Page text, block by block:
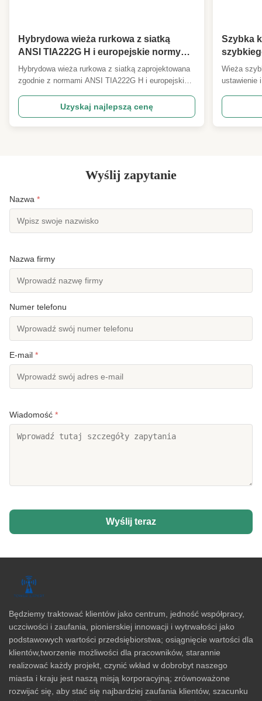
,
wyprodukowana wieża CCTV z szybkim
rozmieszczeniem
Hybrydowa wieża rurkowa z siatką
ANSI TIA222G H i europejskie normy
dla telekomunikacji wieża rur
elektrycznych
Hybrydowa wieża rurkowa z siatką zaprojektowana
zgodnie z normami ANSI TIA222G H i europejskimi
telekomunikacyjnych Nie, nie, nie. Opis
Szczegółowa specyfikacja i główne parametry
projektowe 1 Kod projektowania ANSI/TIA222G,H
Uzyskaj najlepszą cenę
Szybka
Wieża
ustawienie
główne
ANSI/
Wyślij zapytanie
Nazwa *
Nazwa firmy
Numer telefonu
E-mail *
Wiadomość *
Wyślij teraz
Będziemy traktować klientów jako centrum, jedność współpracy,
uczciwości i zaufania, pionierskiej innowacji i wytrwałości jako
podstawowych wartości przedsiębiorstwa; osiągnięcie wartości dla
klientów,tworzenie możliwości dla pracowników, starannie
realizować każdy projekt, czynić wkład w dobrobyt naszego
miasta i kraju jest naszą misją korporacyjną; zrównoważone
rozwijać się, aby stać się najbardziej zaufania klientów, szacunku